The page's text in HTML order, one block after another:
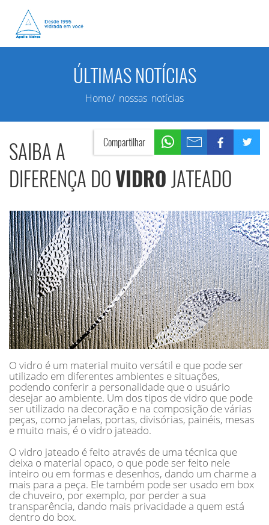
ÚLTIMAS NOTÍCIAS
Home/ nossas notícias
Compartilhar
SAIBA A
DIFERENÇA DOVIDRO JATEADO
O vidro é um material muito versátil e que pode ser
utilizado em diferentes ambientes e situações,
podendo conferir a personalidade que o usuário
desejar ao ambiente. Um dos tipos de vidro que pode
ser utilizado na decoração e na composição de várias
peças, como janelas, portas, divisórias, painéis, mesas
e muito mais, é o vidro jateado.
O vidro jateado é feito através de uma técnica que
deixa o material opaco, o que pode ser feito nele
inteiro ou em formas e desenhos, dando um charme a
mais para a peça. Ele também pode ser usado em box
de chuveiro, por exemplo, por perder a sua
transparência, dando mais privacidade a quem está
dentro do box.